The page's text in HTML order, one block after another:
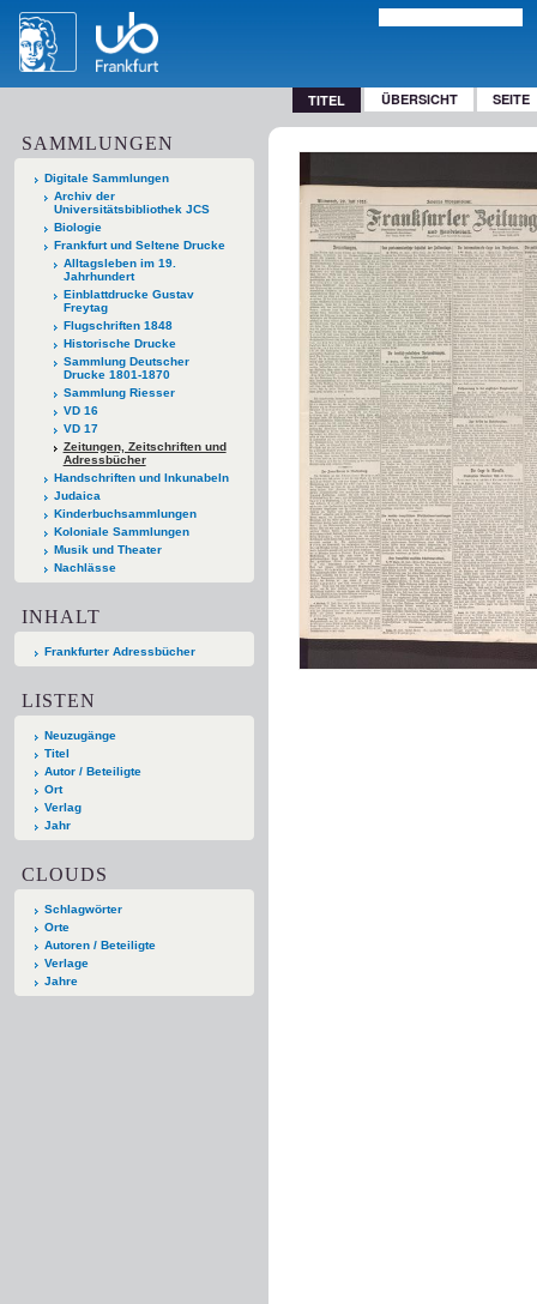
TITEL ÜBERSICHT SEITE
SAMMLUNGEN
Digitale Sammlungen
Archiv der
Universitätsbibliothek JCS
Biologie
Frankfurt und Seltene Drucke
Alltagsleben im 19.
Jahrhundert
Einblattdrucke Gustav
Freytag
Flugschriften 1848
Historische Drucke
Sammlung Deutscher
Drucke 1801-1870
Sammlung Riesser
VD 16
VD 17
Zeitungen, Zeitschriften und
Adressbücher
Handschriften und Inkunabeln
Judaica
Kinderbuchsammlungen
Koloniale Sammlungen
Musik und Theater
Nachlässe
INHALT
Frankfurter Adressbücher
LISTEN
Neuzugänge
Titel
Autor / Beteiligte
Ort
Verlag
Jahr
CLOUDS
Schlagwörter
Orte
Autoren / Beteiligte
Verlage
Jahre